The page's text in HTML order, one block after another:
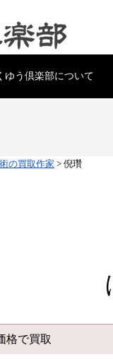
ゆう倶楽部について
の買取作家 > 倪瓚
格で買取